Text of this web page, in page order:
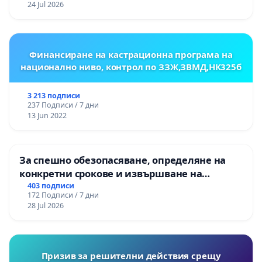
като спечелилия Оскар филм - The Cove."
24 Jul 2026
Финансиране на кастрационна програма на
национално ниво, контрол по ЗЗЖ,ЗВМД,НК325б
3 213 подписи
237 Подписи / 7 дни
13 Jun 2022
За спешно обезопасяване, определяне на
конкретни срокове и извършване на
цялостна рехабилитация на
републиканския път между пътен възел АМ
„Тракия“ - гр. Ихтиман - с. Мирово - к.к.
403 подписи
172 Подписи / 7 дни
28 Jul 2026
Призив за решителни действия срещу